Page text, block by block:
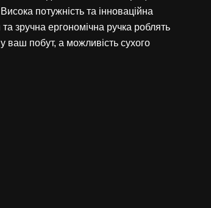
потужність та інноваційна
зручна ергономічна ручка роблять
побут, а можливість сухого